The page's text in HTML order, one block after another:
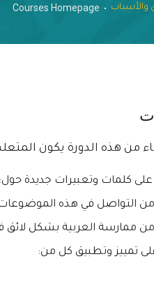
Courses Homepage والأسباب
من هذه الدورة يكون
كلمات وتعبيرات جديدة حول:
من التواصل في هذه
من ممارسة العربية بشكل
تمييز وتطبيق كل من: